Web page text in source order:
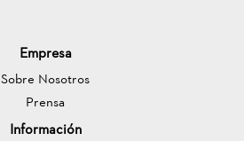
Empresa
Sobre Nosotros
Prensa
Información